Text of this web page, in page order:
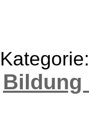
Kategorie:
Bildung